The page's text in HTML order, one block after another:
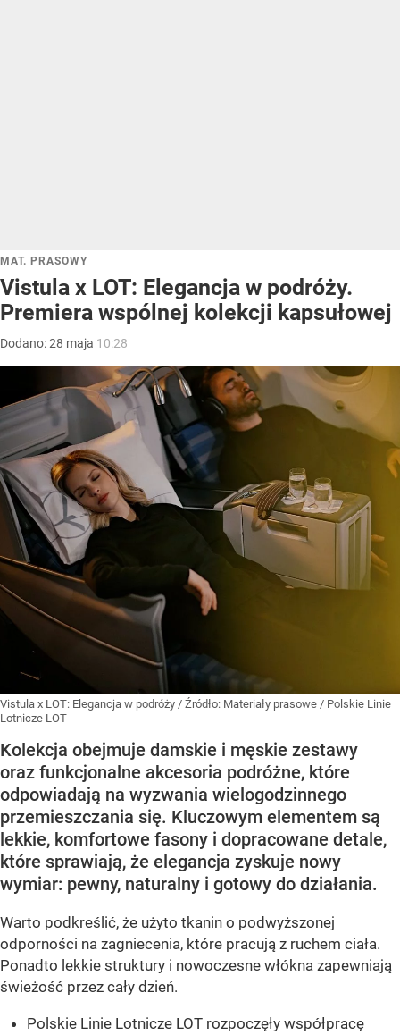
MAT. PRASOWY
Vistula x LOT: Elegancja w podróży.
Premiera wspólnej kolekcji kapsułowej
Dodano:28 maja 10:28
Vistula x LOT: Elegancja w podróży / Źródło: Materiały prasowe / Polskie Linie
Lotnicze LOT
Kolekcja obejmuje damskie i męskie zestawy
oraz funkcjonalne akcesoria podróżne, które
odpowiadają na wyzwania wielogodzinnego
przemieszczania się. Kluczowym elementem są
lekkie, komfortowe fasony i dopracowane detale,
które sprawiają, że elegancja zyskuje nowy
wymiar: pewny, naturalny i gotowy do działania.
Warto podkreślić, że użyto tkanin o podwyższonej
odporności na zagniecenia, które pracują z ruchem ciała.
Ponadto lekkie struktury i nowoczesne włókna zapewniają
świeżość przez cały dzień.
Polskie Linie Lotnicze LOT rozpoczęły współpracę